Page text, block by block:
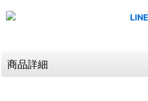
商品詳細